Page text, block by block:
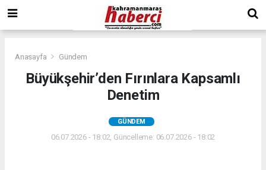
Anasayfa Gündem
Büyükşehir’den Fırınlara Kapsamlı
Denetim
GÜNDEM
06.07.2026 - 18:02, Güncelleme: 06.07.2026 - 18:02